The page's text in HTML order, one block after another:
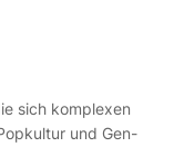
sich komplexen
und Gen-